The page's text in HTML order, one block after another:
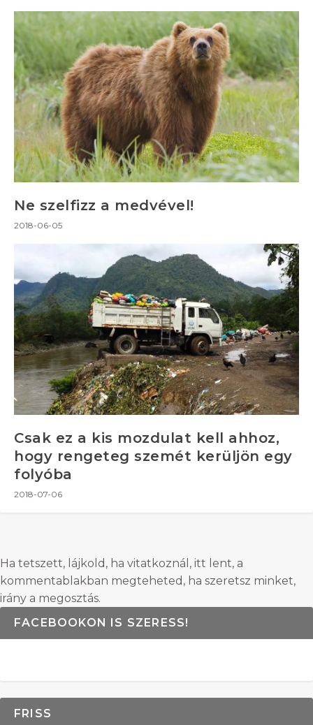
Ne szelfizz a medvével!
2018-06-05
Csak ez a kis mozdulat kell ahhoz,
hogy rengeteg szemét kerüljön egy
folyóba
2018-07-06
Ha tetszett, lájkold, ha vitatkoznál, itt lent, a
kommentablakban megteheted, ha szeretsz minket,
irány a megosztás.
FACEBOOKON IS SZERESS!
FRISS